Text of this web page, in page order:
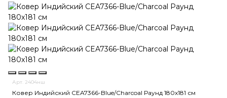
Арт. 2404нш
Ковер Индийский CEA7366-Blue/Charcoal Раунд 180x181 см